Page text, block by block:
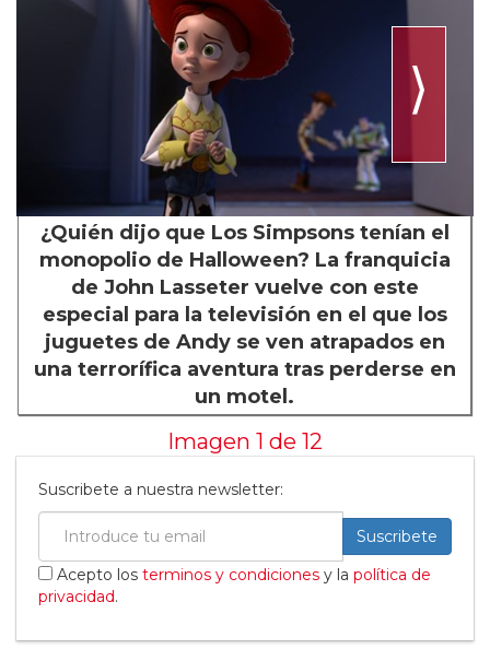
⟩
¿Quién dijo que Los Simpsons tenían el
monopolio de Halloween? La franquicia
de John Lasseter vuelve con este
especial para la televisión en el que los
juguetes de Andy se ven atrapados en
una terrorífica aventura tras perderse en
un motel.
Imagen 1 de 12
Suscribete a nuestra newsletter:
Suscribete
Acepto los terminos y condiciones y la política de
privacidad.